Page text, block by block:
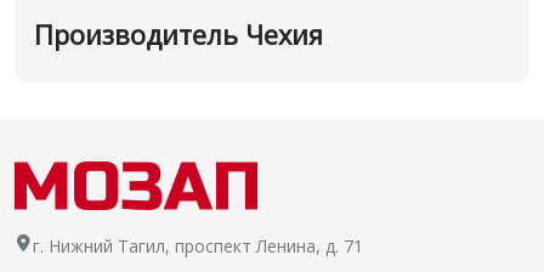
Производитель Чехия
г. Нижний Тагил, проспект Ленина, д. 71